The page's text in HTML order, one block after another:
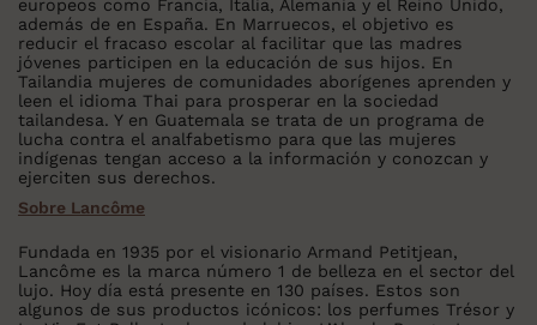
europeos como Francia, Italia, Alemania y el Reino Unido,
además de en España. En Marruecos, el objetivo es
reducir el fracaso escolar al facilitar que las madres
jóvenes participen en la educación de sus hijos. En
Tailandia mujeres de comunidades aborígenes aprenden y
leen el idioma Thai para prosperar en la sociedad
tailandesa. Y en Guatemala se trata de un programa de
lucha contra el analfabetismo para que las mujeres
indígenas tengan acceso a la información y conozcan y
ejerciten sus derechos.
Sobre Lancôme
Fundada en 1935 por el visionario Armand Petitjean,
Lancôme es la marca número 1 de belleza en el sector del
lujo. Hoy día está presente en 130 países. Estos son
algunos de sus productos icónicos: los perfumes Trésor y